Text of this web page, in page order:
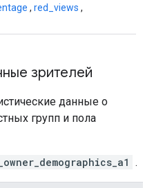
, red_views ,
зрителей
данные о
групп и пола
.